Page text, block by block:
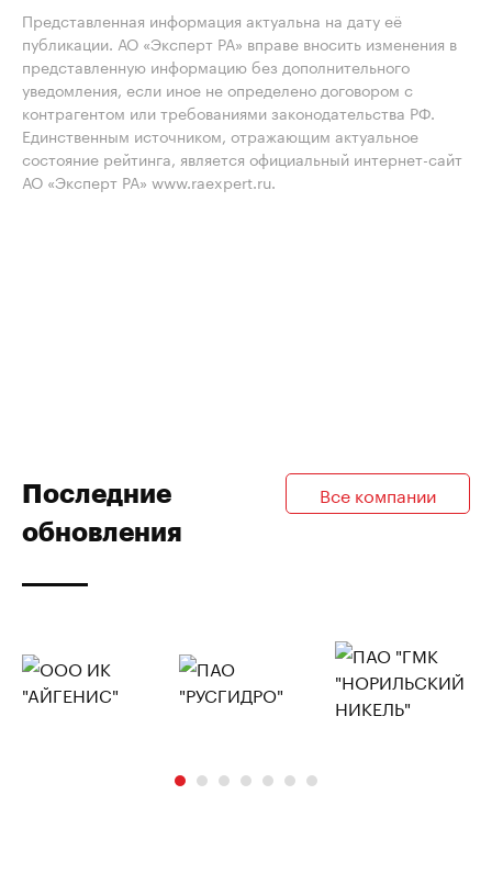
Представленная информация актуальна на дату её
публикации. АО «Эксперт РА» вправе вносить изменения в
представленную информацию без дополнительного
уведомления, если иное не определено договором с
контрагентом или требованиями законодательства РФ.
Единственным источником, отражающим актуальное
состояние рейтинга, является официальный интернет-сайт
АО «Эксперт РА» www.raexpert.ru.
Последние
обновления
Все компании